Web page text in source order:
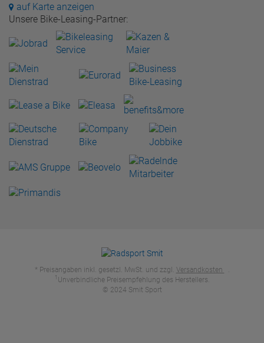
auf Karte anzeigen
Unsere Bike-Leasing-Partner:
* Preisangaben inkl. gesetzl. MwSt. und zzgl. Versandkosten .
1 Unverbindliche Preisempfehlung des Herstellers.
© 2024 Smit Sport